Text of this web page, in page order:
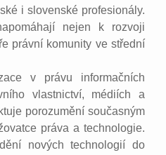
i slovenské profesionály.
nejen k rozvoji
právní komunity ve střední
v právu informačních
vlastnictví, médiích a
porozumění současným
práva a technologie.
nových technologií do